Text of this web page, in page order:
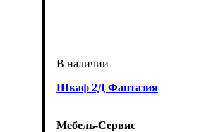
Шкаф 2Д Фантазия
Мебель-Сервис